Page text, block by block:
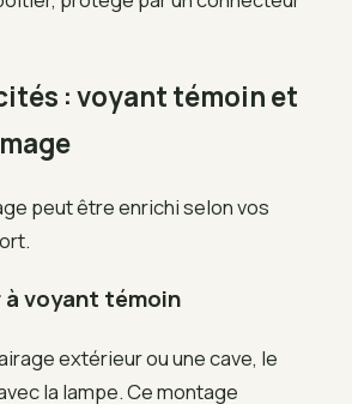
: voyant témoin et
peut être enrichi selon vos
à voyant témoin
extérieur ou une cave, le
la lampe. Ce montage